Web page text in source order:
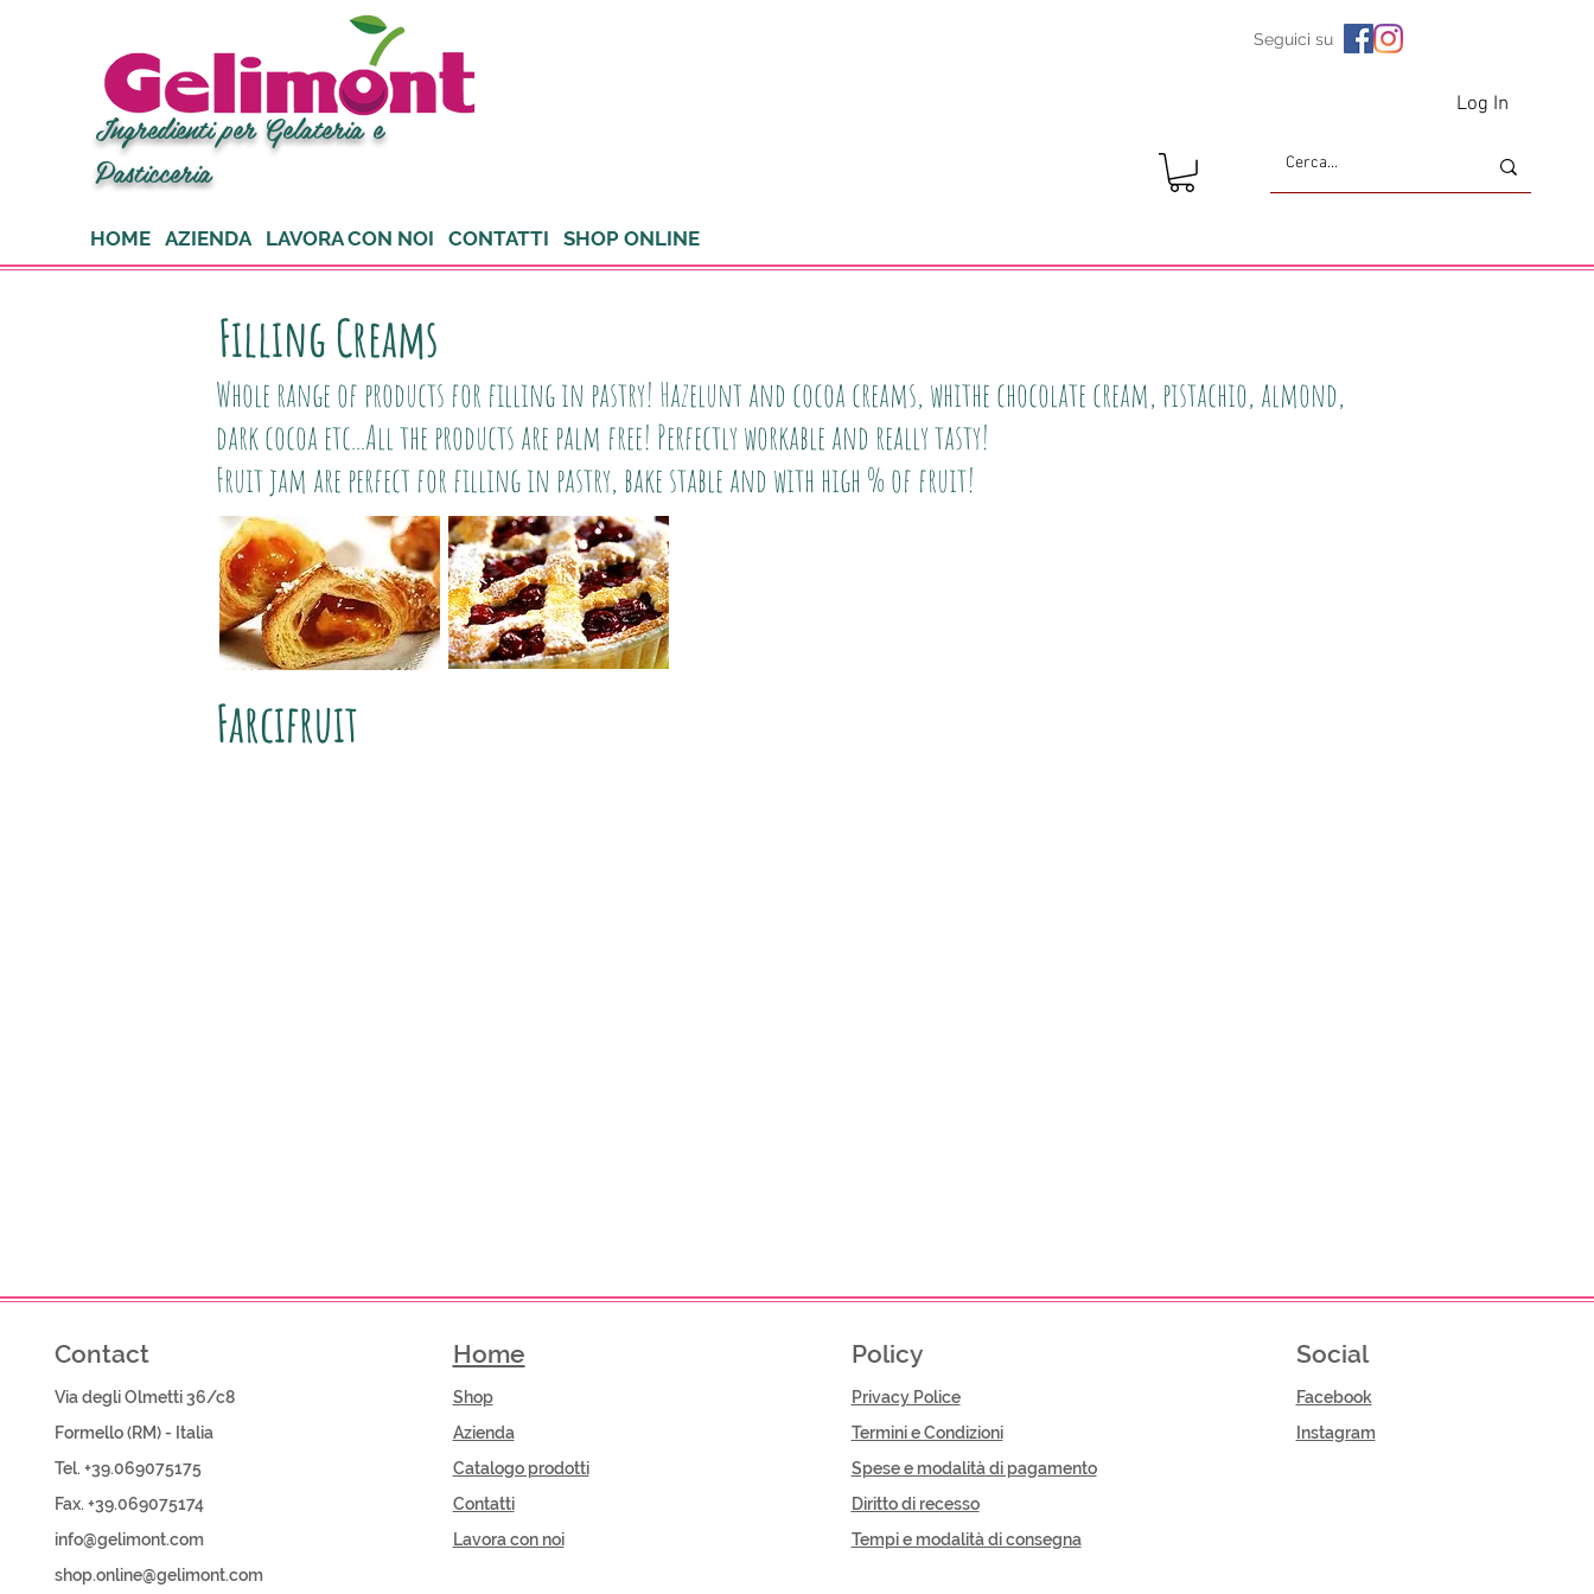
Ingredienti per Gelateria e
Pasticceria
Seguici su
Log In
HOME AZIENDA LAVORA CON NOI CONTATTI SHOP ONLINE
Filling Creams
Whole range of products for filling in pastry! Hazelunt and cocoa creams, whithe chocolate cream, pistachio, almond,
dark cocoa etc...All the products are palm free! Perfectly workable and really tasty!
Fruit jam are perfect for filling in pastry, bake stable and with high % of fruit!
Farcifruit
Contact
Via degli Olmetti 36/c8
Formello (RM) - Italia
Tel. +39.069075175
Fax. +39.069075174
info@gelimont.com
shop.online@gelimont.com
Home
Shop​
Azienda
Catalogo prodotti
Contatti
Lavora con noi
Policy
Privacy Police
Termini e Condizioni
Spese e modalità di pagamento
Diritto di recesso
Tempi e modalità di consegna
Social
Facebook
Instagram